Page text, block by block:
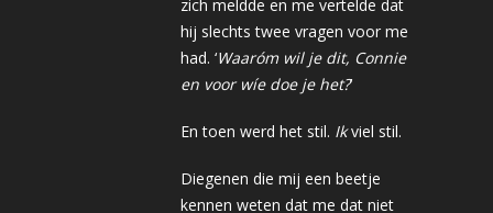
zich meldde en me vertelde dat
hij slechts twee vragen voor me
had. ‘Waaróm wil je dit, Connie
en voor wíe doe je het?’
En toen werd het stil. Ikviel stil.
Diegenen die mij een beetje
kennen weten dat me dat niet